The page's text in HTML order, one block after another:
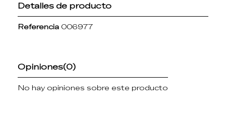
Detalles de producto
Referencia 006977
Opiniones(0)
No hay opiniones sobre este producto